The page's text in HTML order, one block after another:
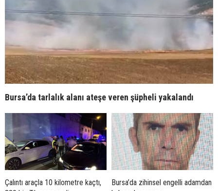
Bursa’da tarlalık alanı ateşe veren şüpheli yakalandı
Çalıntı araçla 10 kilometre kaçtı,
Bursa’da zihinsel engelli adamdan